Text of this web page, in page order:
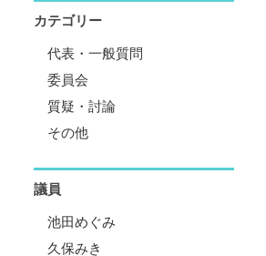
カテゴリー
代表・一般質問
委員会
質疑・討論
その他
議員
池田めぐみ
久保みき